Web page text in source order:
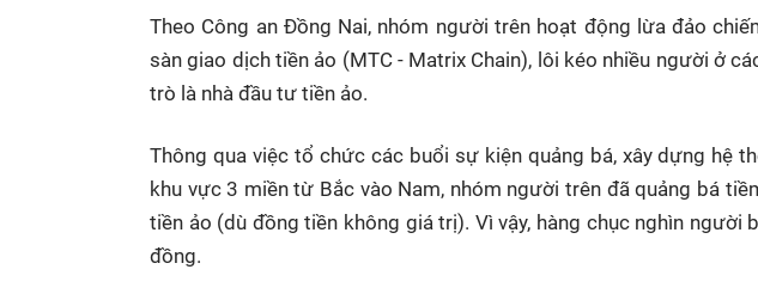
Theo Công an Đồng Nai, nhóm người trên hoạt động lừa đảo
sàn giao dịch tiền ảo (MTC - Matrix Chain), lôi kéo nhiều người ở
trò là nhà đầu tư tiền ảo.
Thông qua việc tổ chức các buổi sự kiện quảng bá, xây dựng hệ
khu vực 3 miền từ Bắc vào Nam, nhóm người trên đã quảng bá
tiền ảo (dù đồng tiền không giá trị). Vì vậy, hàng chục nghìn
đồng.